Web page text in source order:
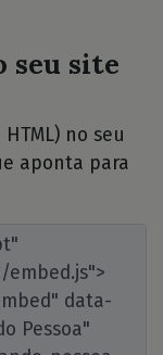
seu site
no seu
aponta para